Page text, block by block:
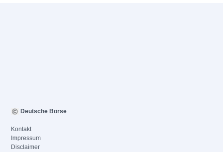
Deutsche Börse
Kontakt
Impressum
Disclaimer